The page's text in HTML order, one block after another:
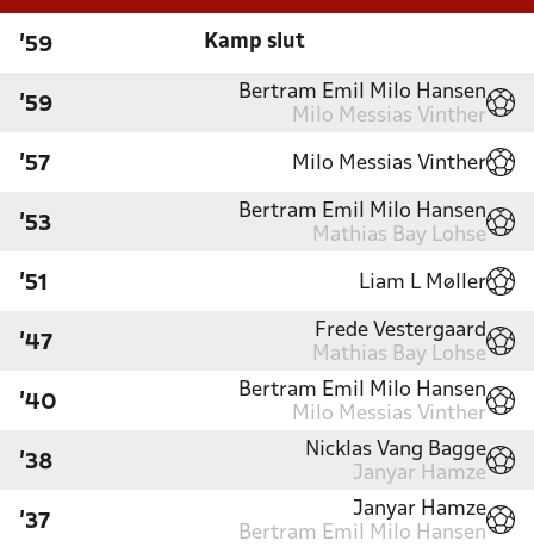
'59 Kamp slut
'59
Bertram Emil Milo Hansen
Milo Messias Vinther
'57 Milo Messias Vinther
'53
Bertram Emil Milo Hansen
Mathias Bay Lohse
'51 Liam L Møller
'47
Frede Vestergaard
Mathias Bay Lohse
'40
Bertram Emil Milo Hansen
Milo Messias Vinther
'38
Nicklas Vang Bagge
Janyar Hamze
'37
Janyar Hamze
Bertram Emil Milo Hansen